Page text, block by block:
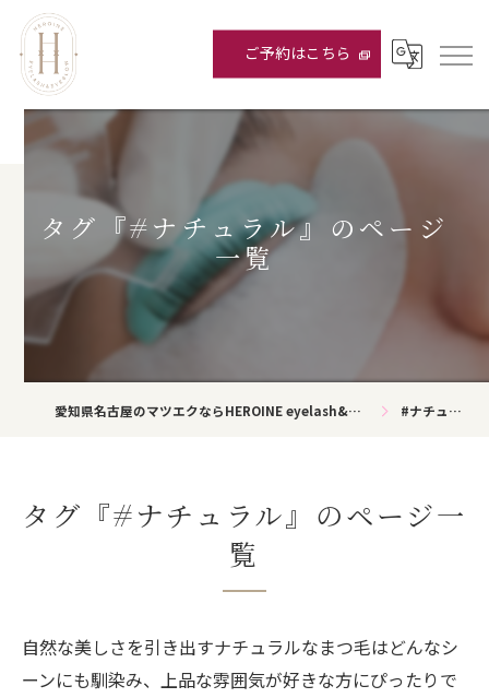
ご予約はこちら
タグ『#ナチュラル』のページ
一覧
愛知県名古屋のマツエクならHEROINE eyelash&eyebrow #ナチュラル
タグ『#ナチュラル』のページ一
覧
自然な美しさを引き出すナチュラルなまつ毛はどんなシ
ーンにも馴染み、上品な雰囲気が好きな方にぴったりで